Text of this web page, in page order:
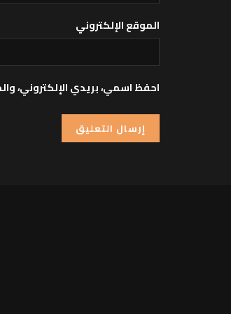
الموقع الإلكتروني
احفظ اسمي، بريدي الإلكتروني،